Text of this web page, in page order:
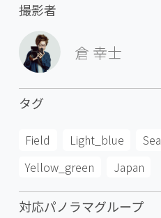
撮影者
倉 幸士
タグ
Field Light_blue Sea
Yellow_green
Japan
対応パノラマグループ